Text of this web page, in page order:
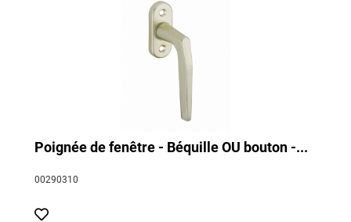
Poignée de fenêtre - Béquille OU bouton -...
00290310